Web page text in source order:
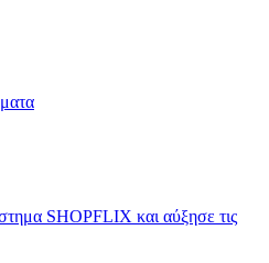
SHOPFLIX και αύξησε τις